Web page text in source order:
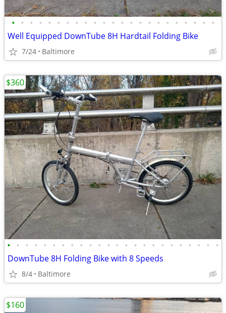
• • • • • • • • • • • • • • • • • • • • • • •
Well Equipped DownTube 8H Hardtail Folding Bike
7/24 Baltimore
• • • • • • • • • • • • • • • • • • • • • • • •
DownTube 8H Folding Bike with 8 Speeds
8/4 Baltimore
$360
$160